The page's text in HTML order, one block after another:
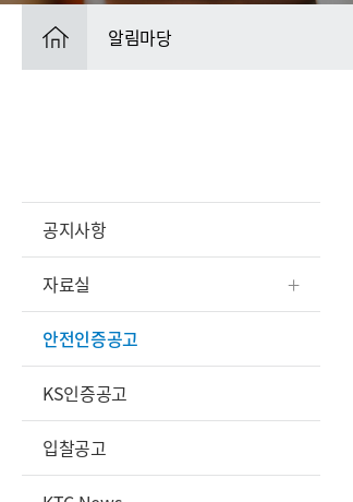
알림마당
공지사항
자료실
안전인증공고
KS인증공고
입찰공고